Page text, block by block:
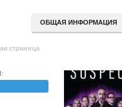
ОБЩАЯ ИНФОРМАЦИЯ
страница